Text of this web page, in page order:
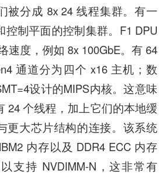
被分成 8x 24 线程集群。有一
控制平面的控制集群。F1 DPU
速度，例如 8x 100GbE。有 64
通道分为四个 x16 主机；数
设计的MIPS内核。这意味
24 个线程，加上它们的本地缓
更大芯片结构的连接。该系统
内存以及 DDR4 ECC 内存
支持 NVDIMM-N，这非常有